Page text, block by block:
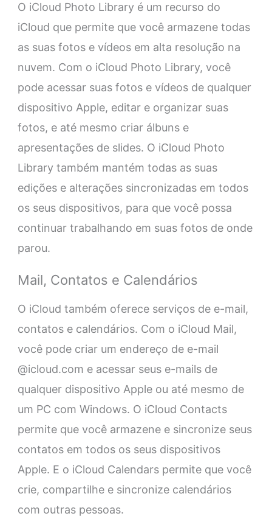
O iCloud Photo Library é um recurso do
iCloud que permite que você armazene todas
as suas fotos e vídeos em alta resolução na
nuvem. Com o iCloud Photo Library, você
pode acessar suas fotos e vídeos de qualquer
dispositivo Apple, editar e organizar suas
fotos, e até mesmo criar álbuns e
apresentações de slides. O iCloud Photo
Library também mantém todas as suas
edições e alterações sincronizadas em todos
os seus dispositivos, para que você possa
continuar trabalhando em suas fotos de onde
parou.
Mail, Contatos e Calendários
O iCloud também oferece serviços de e-mail,
contatos e calendários. Com o iCloud Mail,
você pode criar um endereço de e-mail
@icloud.com e acessar seus e-mails de
qualquer dispositivo Apple ou até mesmo de
um PC com Windows. O iCloud Contacts
permite que você armazene e sincronize seus
contatos em todos os seus dispositivos
Apple. E o iCloud Calendars permite que você
crie, compartilhe e sincronize calendários
com outras pessoas.